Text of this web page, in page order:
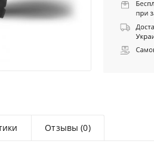
Отзывы (0)